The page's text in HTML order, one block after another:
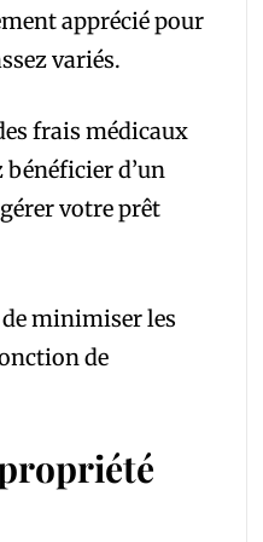
apprécié pour
variés.
frais médicaux
bénéficier d’un
votre prêt
minimiser les
de